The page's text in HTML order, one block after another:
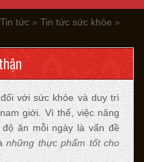
Tin tức » Tin tức sức khỏe »
với sức khỏe và duy trì
giới. Vì thế, việc nâng
ăn mỗi ngày là vấn đề
những thực phẩm tốt cho